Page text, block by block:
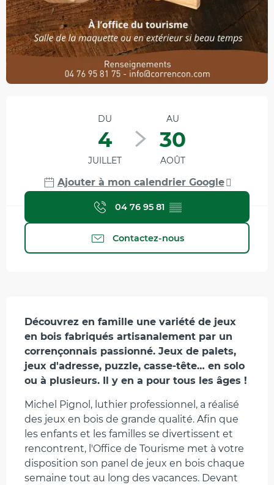
Ouverture et coordonnées
DU
4
JUILLET
AU
30
AOÛT
Ajouter à mon calendrier Google
04 76 95 81 ▒▒
Contactez-nous
Description
Découvrez en famille une variété de jeux
en bois fabriqués artisanalement par un
corrençonnais passionné. Jeux de palets,
jeux d'adresse, puzzle, casse-tête… en solo
ou à plusieurs. Il y en a pour tous les âges !
Michel Pignol, luthier professionnel, a réalisé
des jeux en bois de grande qualité. Afin que
les enfants et les familles se divertissent et
rencontrent, l'Office de Tourisme met à votre
disposition son panel de jeux en bois chaque
semaine tout au long des vacances. Devant